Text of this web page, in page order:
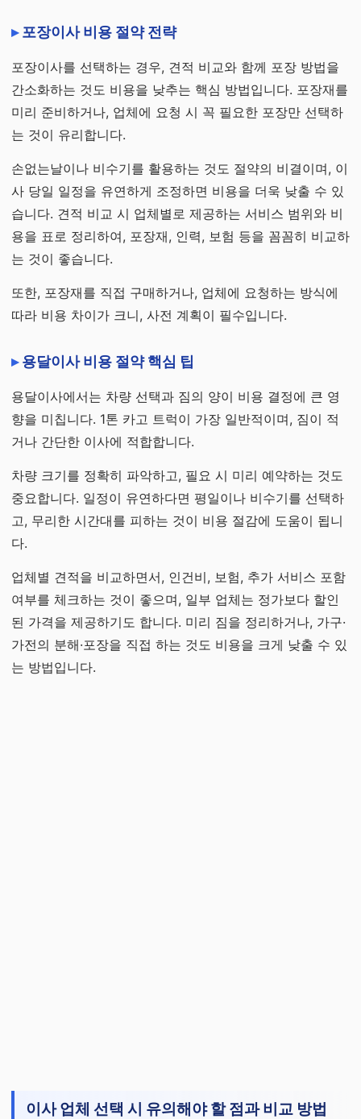
포장이사 비용 절약 전략
포장이사를 선택하는 경우, 견적 비교와 함께 포장 방법을
간소화하는 것도 비용을 낮추는 핵심 방법입니다. 포장재를
미리 준비하거나, 업체에 요청 시 꼭 필요한 포장만 선택하
는 것이 유리합니다.
손없는날이나 비수기를 활용하는 것도 절약의 비결이며, 이
사 당일 일정을 유연하게 조정하면 비용을 더욱 낮출 수 있
습니다. 견적 비교 시 업체별로 제공하는 서비스 범위와 비
용을 표로 정리하여, 포장재, 인력, 보험 등을 꼼꼼히 비교하
는 것이 좋습니다.
또한, 포장재를 직접 구매하거나, 업체에 요청하는 방식에
따라 비용 차이가 크니, 사전 계획이 필수입니다.
용달이사 비용 절약 핵심 팁
용달이사에서는 차량 선택과 짐의 양이 비용 결정에 큰 영
향을 미칩니다. 1톤 카고 트럭이 가장 일반적이며, 짐이 적
거나 간단한 이사에 적합합니다.
차량 크기를 정확히 파악하고, 필요 시 미리 예약하는 것도
중요합니다. 일정이 유연하다면 평일이나 비수기를 선택하
고, 무리한 시간대를 피하는 것이 비용 절감에 도움이 됩니
다.
업체별 견적을 비교하면서, 인건비, 보험, 추가 서비스 포함
여부를 체크하는 것이 좋으며, 일부 업체는 정가보다 할인
된 가격을 제공하기도 합니다. 미리 짐을 정리하거나, 가구·
가전의 분해·포장을 직접 하는 것도 비용을 크게 낮출 수 있
는 방법입니다.
이사 업체 선택 시 유의해야 할 점과 비교 방법